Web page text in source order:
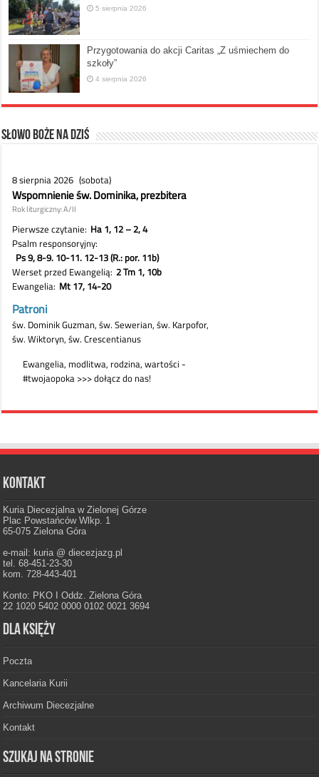
5 sierpnia 2026
Przygotowania do akcji Caritas „Z uśmiechem do
szkoły”
4 sierpnia 2026
Słowo Boże na dziś
Kontakt
Kuria Diecezjalna w Zielonej Górze
Plac Powstańców Wlkp. 1
65-075 Zielona Góra
e-mail: kuria @ diecezjazg.pl
tel. 68-451-23-30
kom. 728-443-401
Konto: PKO I Oddz. Zielona Góra
22 1020 5402 0000 0102 0021 3694
Dla księży
Poczta
Kancelaria Kurii
Archiwum Diecezjalne
Kontakt
Szukaj na stronie